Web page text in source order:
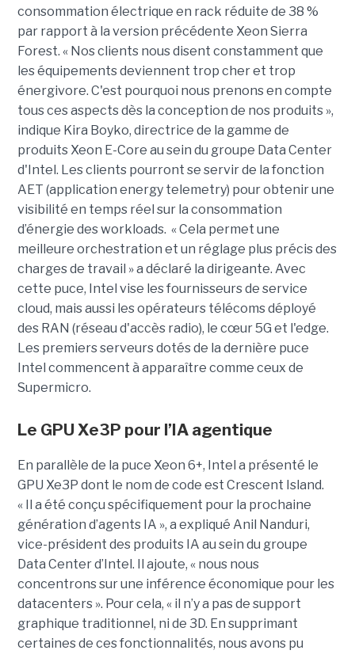
consommation électrique en rack réduite de 38 %
par rapport à la version précédente Xeon Sierra
Forest. « Nos clients nous disent constamment que
les équipements deviennent trop cher et trop
énergivore. C'est pourquoi nous prenons en compte
tous ces aspects dès la conception de nos produits »,
indique Kira Boyko, directrice de la gamme de
produits Xeon E-Core au sein du groupe Data Center
d'Intel. Les clients pourront se servir de la fonction
AET (application energy telemetry) pour obtenir une
visibilité en temps réel sur la consommation
d’énergie des workloads. « Cela permet une
meilleure orchestration et un réglage plus précis des
charges de travail » a déclaré la dirigeante. Avec
cette puce, Intel vise les fournisseurs de service
cloud, mais aussi les opérateurs télécoms déployé
des RAN (réseau d'accès radio), le cœur 5G et l'edge.
Les premiers serveurs dotés de la dernière puce
Intel commencent à apparaître comme ceux de
Supermicro.
Le GPU Xe3P pour l’IA agentique
En parallèle de la puce Xeon 6+, Intel a présenté le
GPU Xe3P dont le nom de code est Crescent Island.
« Il a été conçu spécifiquement pour la prochaine
génération d’agents IA », a expliqué Anil Nanduri,
vice-président des produits IA au sein du groupe
Data Center d’Intel. Il ajoute, « nous nous
concentrons sur une inférence économique pour les
datacenters ». Pour cela, « il n’y a pas de support
graphique traditionnel, ni de 3D. En supprimant
certaines de ces fonctionnalités, nous avons pu